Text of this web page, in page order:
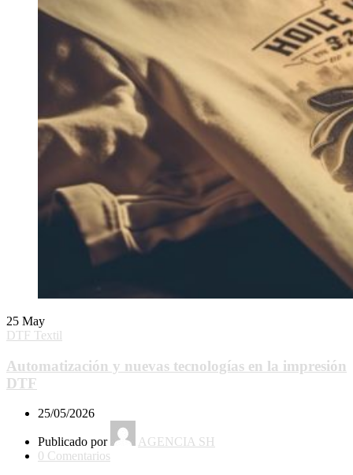
25 May
DTF Textil
Automatización y nuevas tecnologías en la impresión
DTF
25/05/2026
Publicado por
AGENCIA SH
0 Comentarios